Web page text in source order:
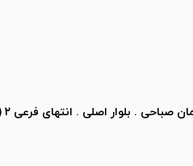
. بلوار اصلی . انتهای فرعی ۲ (نشاط)